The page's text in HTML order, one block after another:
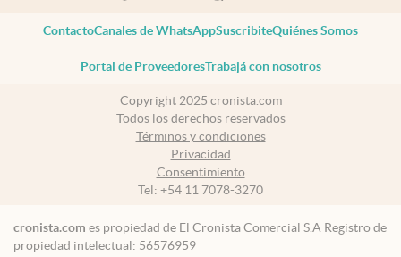
ContactoCanales de WhatsAppSuscribiteQuiénes Somos
Portal de ProveedoresTrabajá con nosotros
Copyright 2025 cronista.com
Todos los derechos reservados
Términos y condiciones
Privacidad
Consentimiento
Tel: +54 11 7078-3270
cronista.com es propiedad de El Cronista Comercial S.A Registro de
propiedad intelectual: 56576959